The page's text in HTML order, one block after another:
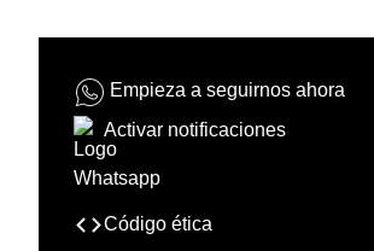
Empieza a seguirnos ahora
Activar notificaciones
Código ética